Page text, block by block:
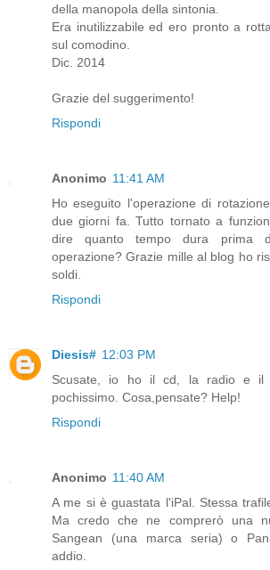
della manopola della sintonia.
Era inutilizzabile ed ero pronto a
sul comodino.
Dic. 2014
Grazie del suggerimento!
Rispondi
Anonimo 11:41 AM
Ho eseguito l'operazione di
due giorni fa. Tutto tornato a
dire quanto tempo dura prima
operazione? Grazie mille al blog ho
soldi.
Rispondi
Diesis# 12:03 PM
Scusate, io ho il cd, la radio e
pochissimo. Cosa,pensate? Help!
Rispondi
Anonimo 11:40 AM
A me si è guastata l'iPal. Stessa
Ma credo che ne comprerò una
Sangean (una marca seria) o
addio.